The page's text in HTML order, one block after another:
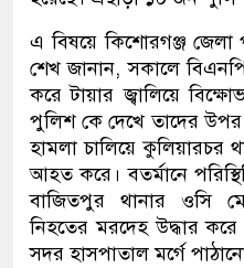
এ বিষয়ে কিশোরগঞ্জ জেলা
শেখ জানান, সকালে
করে টায়ার জ্বালিয়ে
পুলিশ কে দেখে তাদের উপর
হামলা চালিয়ে কুলিয়ারচর
আহত করে। বতর্মানে
বাজিতপুর থানার ওসি
নিহতের মরদেহ উদ্ধার করে
সদর হাসপাতাল মর্গে